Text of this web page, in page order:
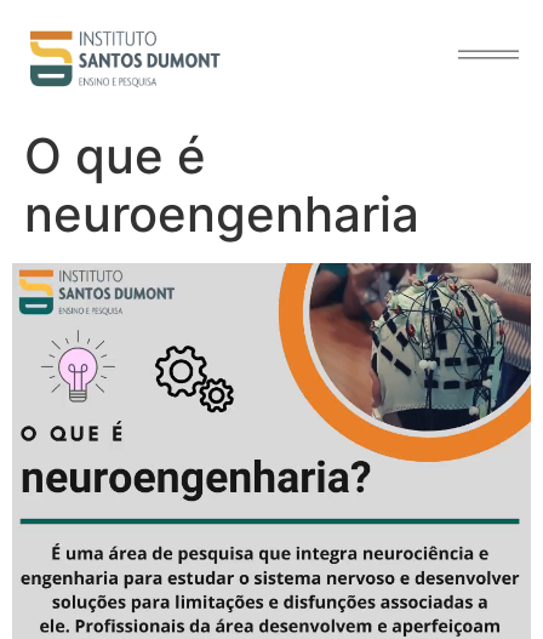
conteúdo
O que é
neuroengenharia
Tocador
de
vídeo